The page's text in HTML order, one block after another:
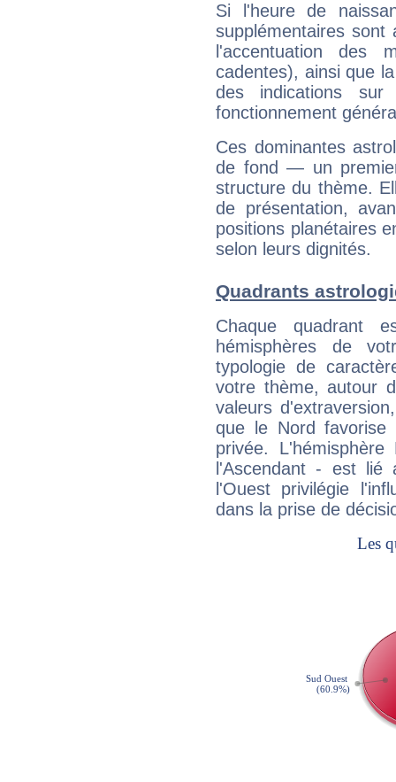
Si l'heure de
supplémentaires sont
l'accentuation des
cadentes), ainsi que
des indications sur
fonctionnement
Ces dominantes
de fond — un
structure du thème.
de présentation,
positions planétaires
selon leurs dignités.
Quadrants
Chaque quadrant
hémisphères de
typologie de
votre thème, autour
valeurs
que le Nord favorise
privée.
l'Ascendant - est
l'Ouest privilégie
dans la prise de